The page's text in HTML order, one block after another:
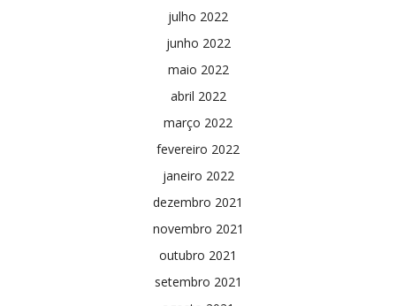
julho 2022
junho 2022
maio 2022
abril 2022
março 2022
fevereiro 2022
janeiro 2022
dezembro 2021
novembro 2021
outubro 2021
setembro 2021